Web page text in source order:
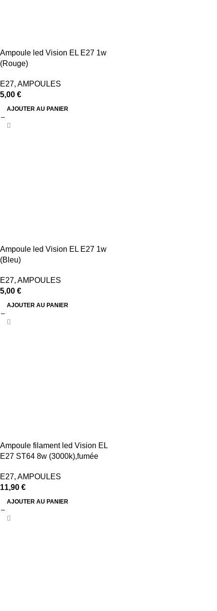
Ampoule led Vision EL E27 1w
(Rouge)
E27, AMPOULES
5,00 €
AJOUTER AU PANIER
Ampoule led Vision EL E27 1w
(Bleu)
E27, AMPOULES
5,00 €
AJOUTER AU PANIER
Ampoule filament led Vision EL
E27 ST64 8w (3000k),fumée
E27, AMPOULES
11,90 €
AJOUTER AU PANIER